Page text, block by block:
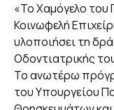
«Το Χαμόγελο του
Κοινωφελή
υλοποιήσει τη
Οδοντιατρικής
Το ανωτέρω
του Υπουργείου